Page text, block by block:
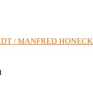
/ MANFRED HONECK